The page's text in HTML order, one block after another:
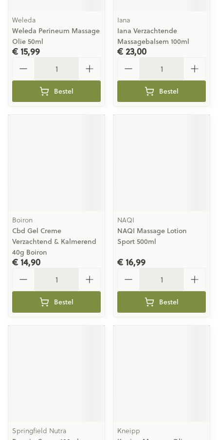
Weleda
Weleda Perineum Massage
Olie 50ml
€ 15,99
Bestel
Iana
Iana Verzachtende
Massagebalsem 100ml
€ 23,00
Bestel
Boiron
Cbd Gel Creme
Verzachtend & Kalmerend
40g Boiron
€ 14,90
Bestel
NAQI
NAQI Massage Lotion
Sport 500ml
€ 16,99
Bestel
Springfield Nutra
Kneipp